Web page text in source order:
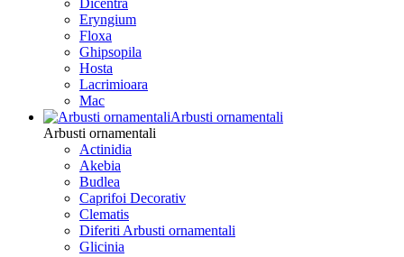
Dicentra
Eryngium
Floxa
Ghipsopila
Hosta
Lacrimioara
Mac
Arbusti ornamentali
Arbusti ornamentali
Actinidia
Akebia
Budlea
Caprifoi Decorativ
Clematis
Diferiti Arbusti ornamentali
Glicinia